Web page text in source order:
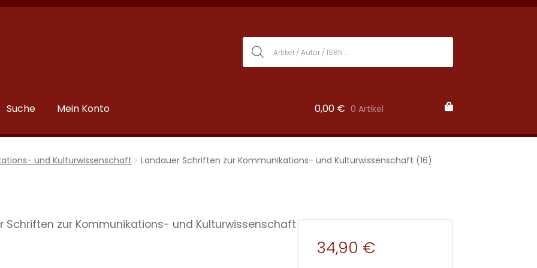
Suche Mein Konto 0,00 € 0 Artikel
und Kulturwissenschaft Landauer Schriften zur Kommunikations- und Kulturwissenschaft (16)
Schriften zur Kommunikations- und Kulturwissenschaft
34,90 €